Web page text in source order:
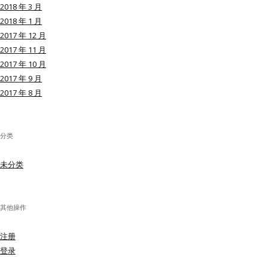
记住我的登录状态
2018 年 3 月
2018 年 1 月
2017 年 12 月
2017 年 11 月
2017 年 10 月
2017 年 9 月
2017 年 8 月
分类
未分类
其他操作
注册
登录